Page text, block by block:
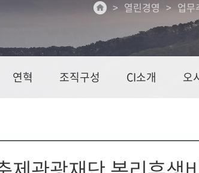
열린경영 업무
연혁 조직구성 CI소개 오